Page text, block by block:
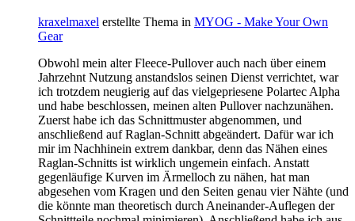
kraxelmaxel erstellte Thema in MYOG - Make Your Own
Gear
Obwohl mein alter Fleece-Pullover auch nach über einem
Jahrzehnt Nutzung anstandslos seinen Dienst verrichtet, war
ich trotzdem neugierig auf das vielgepriesene Polartec Alpha
und habe beschlossen, meinen alten Pullover nachzunähen.
Zuerst habe ich das Schnittmuster abgenommen, und
anschließend auf Raglan-Schnitt abgeändert. Dafür war ich
mir im Nachhinein extrem dankbar, denn das Nähen eines
Raglan-Schnitts ist wirklich ungemein einfach. Anstatt
gegenläufige Kurven im Ärmelloch zu nähen, hat man
abgesehen vom Kragen und den Seiten genau vier Nähte (und
die könnte man theoretisch durch Aneinander-Auflegen der